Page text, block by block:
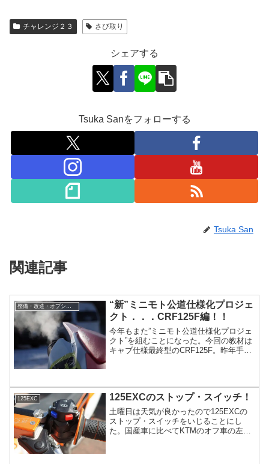
チャレンジ２３ さび取り
シェアする
Tsuka Sanをフォローする
Tsuka San
関連記事
整備・改造・オプション
“新”ミニモト公道仕様化プロジェ
クト．．．CRF125F編！！
今年もまた”ミニモト公道仕様化プロジェ
クト”を組むことになった。今回の教材は
キャブ仕様最終型のCRF125F。昨年手に
に、参加ライダーがボタンを押してエン
ジンをかけているのを見て、“そろそろ自
分もセル付にした...
125EXC 125EXCのストップ・スイッチ！
土曜日は天気が良かったので125EXCの
ストップ・スイッチをいじることにし
た。国産車に比べてKTMのオフ車の左ス